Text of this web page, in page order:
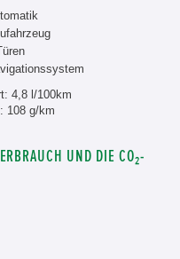
4,8 l/100km
108 g/km
UND DIE CO₂-